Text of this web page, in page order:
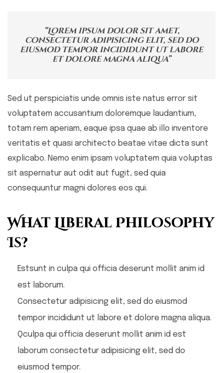
“Lorem ipsum dolor sit amet,
consectetur adipisicing elit, sed do
eiusmod tempor incididunt ut labore
et dolore magna aliqua”
Sed ut perspiciatis unde omnis iste natus error sit
voluptatem accusantium doloremque laudantium,
totam rem aperiam, eaque ipsa quae ab illo inventore
veritatis et quasi architecto beatae vitae dicta sunt
explicabo. Nemo enim ipsam voluptatem quia voluptas
sit aspernatur aut odit aut fugit, sed quia
consequuntur magni dolores eos qui.
What Liberal Philosophy
Is?
Estsunt in culpa qui officia deserunt mollit anim id
est laborum.
Consectetur adipisicing elit, sed do eiusmod
tempor incididunt ut labore et dolore magna aliqua.
Qculpa qui officia deserunt mollit anim id est
laborum consectetur adipisicing elit, sed do
eiusmod tempor.